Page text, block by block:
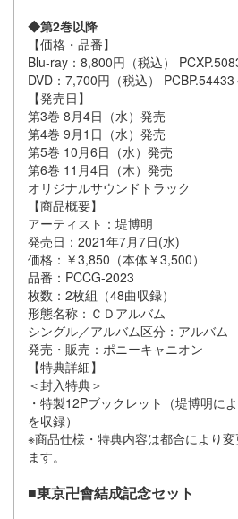
◆第2巻以降
【価格・品番】
Blu-ray：8,800円（税込）
DVD：7,700円（税込）
【発売日】
第3巻 8月4日（水）発売
第4巻 9月1日（水）発売
第5巻 10月6日（水）発売
第6巻 11月4日（木）発売
オリジナルサウンドトラック
【商品概要】
アーティスト：堤博明
発売日：2021年7月7日(水)
価格：￥3,850（本体￥3,500）
品番：PCCG-2023
枚数：2枚組（48曲収録）
形態名称：ＣＤアルバム
シングル／アルバム区分：アルバム
発売・販売：ポニーキャニオン
【特典詳細】
＜封入特典＞
・特製12Pブックレット（堤博明に
を収録）
※商品仕様・特典内容は都合により
ます。
■東京卍會結成記念セット